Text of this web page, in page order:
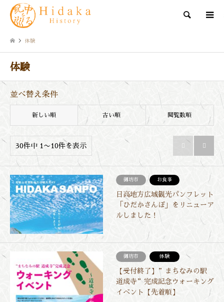
検索
体験
体験
並べ替え条件
新しい順 古い順 閲覧数順
30件中 1〜10件を表示  
御坊市 お食事
日高地方広域観光パンフレット
「ひだかさんぽ」をリニューア
ルしました！
御坊市 体験
【受付終了】”まちなみの駅
道成寺”完成記念ウォーキング
イベント【先着順】